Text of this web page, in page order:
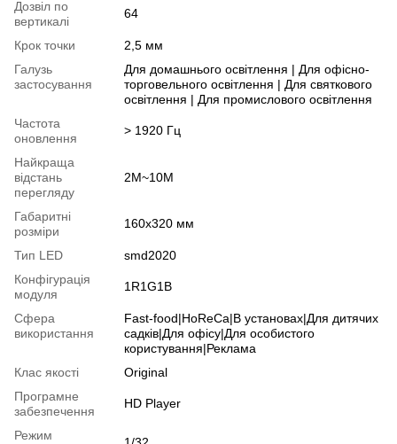
Дозвіл по
вертикалі
64
Крок точки
2,5 мм
Галузь
застосування
Для домашнього освітлення | Для офісно-
торговельного освітлення | Для святкового
освітлення | Для промислового освітлення
Частота
оновлення
> 1920 Гц
Найкраща
відстань
перегляду
2M~10M
Габаритні
розміри
160х320 мм
Тип LED
smd2020
Конфігурація
модуля
1R1G1B
Сфера
використання
Fast-food|HoReCa|В установах|Для дитячих
садків|Для офісу|Для особистого
користування|Реклама
Клас якості
Original
Програмне
забезпечення
HD Player
Режим